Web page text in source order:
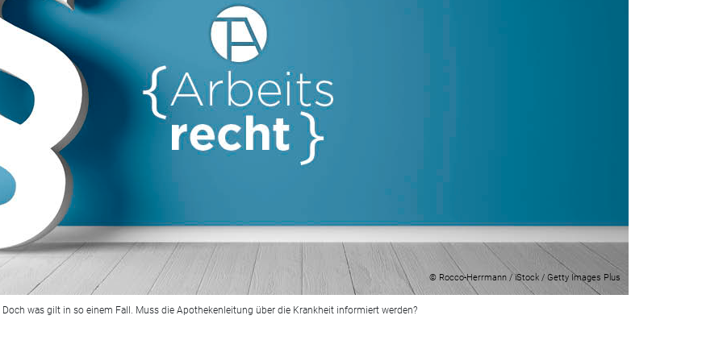
© Rocco-Herrmann / iStock / Getty Images Plus
was gilt in so einem Fall. Muss die Apothekenleitung über die Krankheit informiert werden?